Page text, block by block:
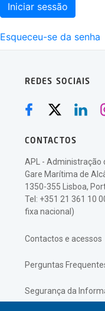
Iniciar sessão
Esqueceu-se da senha
REDES SOCIAIS
CONTACTOS
APL - Administração
Gare Marítima de
1350-355 Lisboa,
Tel: +351 21 361 10
fixa nacional)
Contactos e acessos
Perguntas
Segurança da